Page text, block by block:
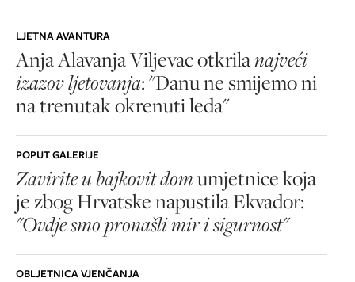
LJETNA AVANTURA
Anja Alavanja Viljevac otkrilanajveći
izazov ljetovanja: "Danu ne smijemo ni
na trenutak okrenuti leđa"
POPUT GALERIJE
Zavirite u bajkovit domumjetnice koja
je zbog Hrvatske napustila Ekvador:
"Ovdje smo pronašli mir i sigurnost"
OBLJETNICA VJENČANJA